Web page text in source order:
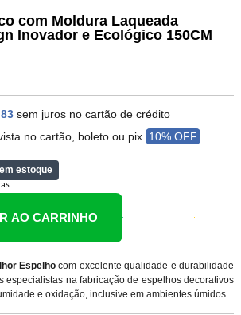
com Moldura Laqueada
Inovador e Ecológico 150CM
sem juros no cartão de crédito
no cartão, boleto ou pix 10% OFF
estoque
AO CARRINHO
Espelho com excelente qualidade e durabilidade
especialistas na fabricação de espelhos decorativos
e oxidação, inclusive em ambientes úmidos.